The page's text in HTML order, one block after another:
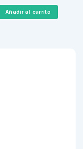
era:
452,00 €.
Añadir al carrito